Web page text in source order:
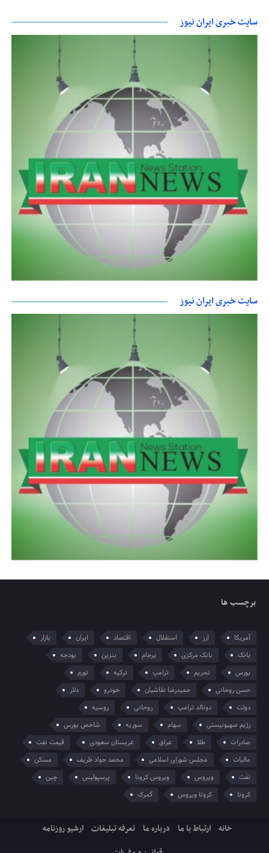
سایت خبری ایران نیوز
سایت خبری ایران نیوز
برچسب ها
آمریکا ارز استقلال اقتصاد ایران
بازار
بانک
بانک مرکزی برجام بنزین
بودجه
بورس
تحریم ترامپ ترکیه
تورم
حسن روحانی
حمیدرضا نقاشیان خودرو
دلار
دولت
دونالد ترامپ روحانی
روسیه
رژیم صهیونیستی
سهام سوریه
شاخص بورس
صادرات
طلا عراق عربستان سعودی
قیمت نفت
مالیات
مجلس شورای اسلامی محمد جواد ظریف
مسکن
نفت
ویروس ویروس کرونا پرسپولیس
چین
کرونا
کرونا ویروس گمرک
خانه ارتباط با ما درباره ما تعرفه تبلیغات ارشیو روزنامه